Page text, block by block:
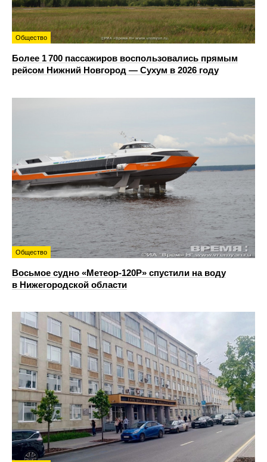
Общество
Более 1 700 пассажиров воспользовались прямым
рейсом Нижний Новгород — Сухум в 2026 году
Общество
Восьмое судно «Метеор-120Р» спустили на воду
в Нижегородской области